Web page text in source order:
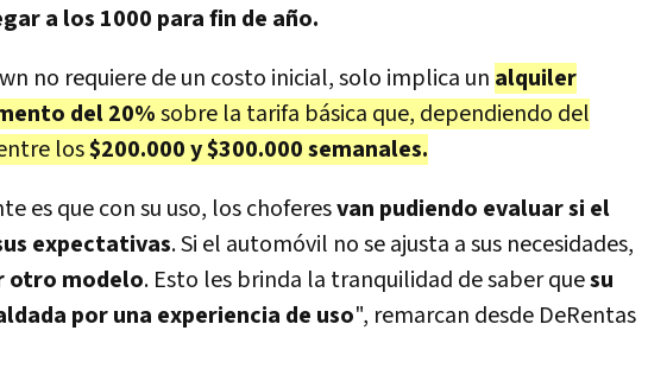
a los 1000 para fin de año.
no requiere de un costo inicial, solo implica un alquiler
del 20%sobre la tarifa básica que, dependiendo del
los$200.000 y $300.000 semanales.
es que con su uso, los choferesvan pudiendo evaluar si el
expectativas. Si el automóvil no se ajusta a sus necesidades,
otro modelo. Esto les brinda la tranquilidad de saber quesu
por una experiencia de uso", remarcan desde DeRentas